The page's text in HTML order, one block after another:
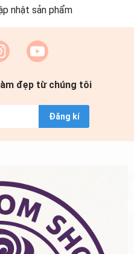
nhật sản phẩm
đẹp từ chúng tôi
Đăng kí